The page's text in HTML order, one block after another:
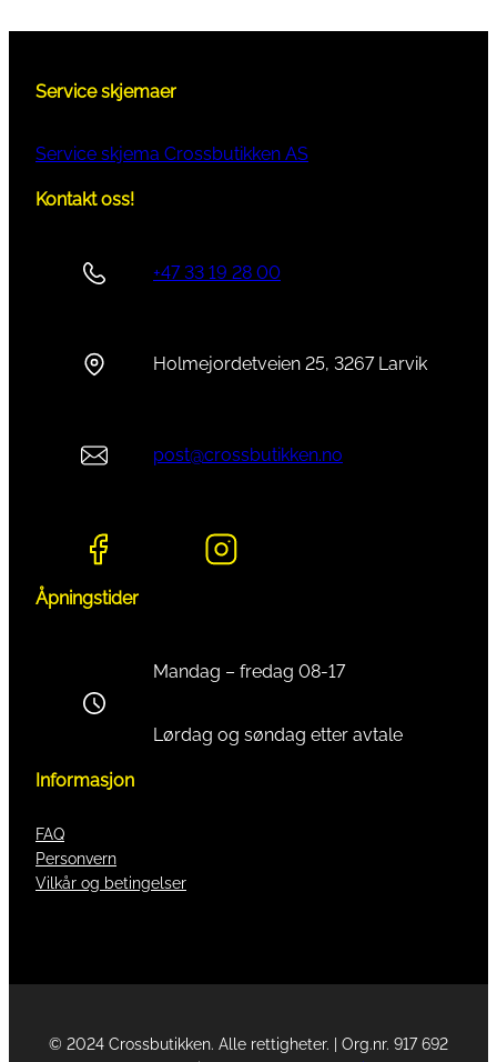
Service skjemaer
Service skjema Crossbutikken AS
Kontakt oss!
+47 33 19 28 00
Holmejordetveien 25, 3267 Larvik
post@crossbutikken.no
Åpningstider
Mandag – fredag 08-17
Lørdag og søndag etter avtale
Informasjon
FAQ
Personvern
Vilkår og betingelser
© 2024 Crossbutikken. Alle rettigheter. | Org.nr. 917 692